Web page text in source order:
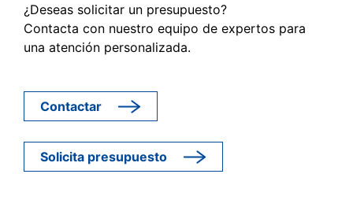
¿Deseas solicitar un presupuesto?
Contacta con nuestro equipo de expertos para
una atención personalizada.
Contactar
Solicita presupuesto